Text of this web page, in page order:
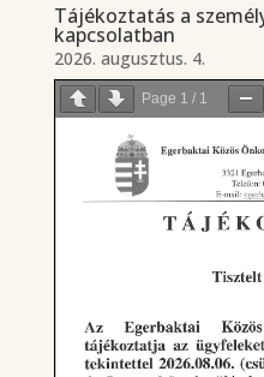
Tájékoztatás a
kapcsolatban
2026. augusztus. 4.
Page 1 / 1